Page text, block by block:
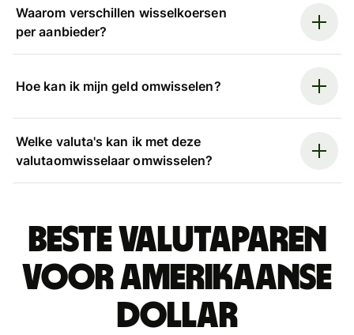
Waarom verschillen wisselkoersen
per aanbieder?
Hoe kan ik mijn geld omwisselen?
Welke valuta's kan ik met deze
valutaomwisselaar omwisselen?
Beste valutaparen
voor Amerikaanse
dollar